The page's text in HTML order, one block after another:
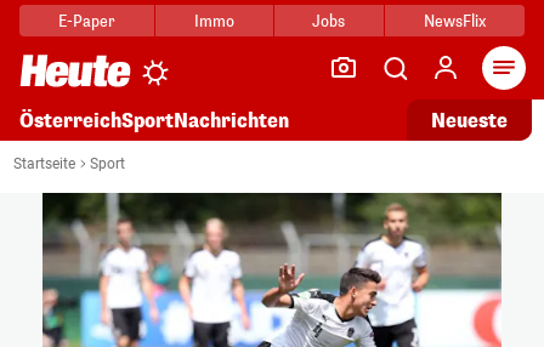
E-Paper Immo Jobs NewsFlix
ÖsterreichSportNachrichten Neueste
Startseite Sport